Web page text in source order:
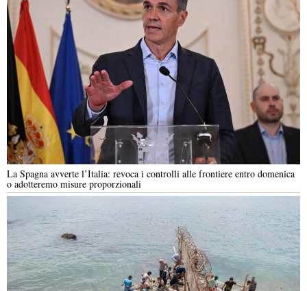
La Spagna avverte l’Italia: revoca i controlli alle frontiere entro domenica
o adotteremo misure proporzionali